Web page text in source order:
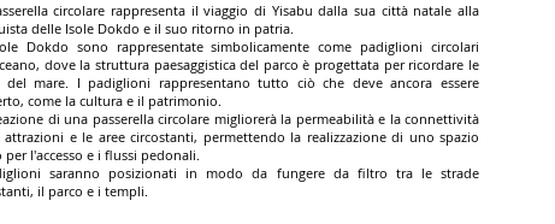
circolare rappresenta il viaggio di Yisabu dalla sua città natale alla
delle Isole Dokdo e il suo ritorno in patria.
Dokdo sono rappresentate simbolicamente come padiglioni circolari
dove la struttura paesaggistica del parco è progettata per ricordare le
del mare. I padiglioni rappresentano tutto ciò che deve ancora essere
come la cultura e il patrimonio.
di una passerella circolare migliorerà la permeabilità e la connettività
e le aree circostanti, permettendo la realizzazione di uno spazio
per l'accesso e i flussi pedonali.
saranno posizionati in modo da fungere da filtro tra le strade
il parco e i templi.